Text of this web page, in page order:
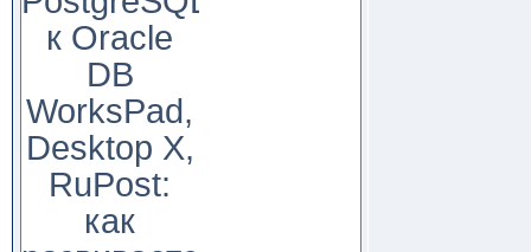
к Oracle
DB
WorksPad,
Desktop X,
RuPost:
как